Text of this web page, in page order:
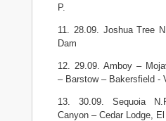
P.
11. 28.09. Joshua Tree
Dam
12. 29.09. Amboy –
– Barstow – Bakersfield -
13. 30.09. Sequoia
Canyon – Cedar Lodge, El